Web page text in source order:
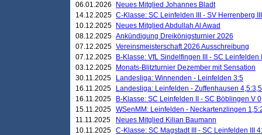
06.01.2026
Neues Mitglied Johannes Bladt
14.12.2025 C-Klasse: SC Leinfelden III - SV Herrenberg
10.12.2025
Neues Mitglied Abdullah Al Awad
08.12.2025 Ankündigung Dreikönigsturnier 2026
07.12.2025 Vereinsmeisterschaft 2026 Ausschreibung
07.12.2025
B-Klasse: VfL Sindelfingen III - SC Leinfelden
03.12.2025
Monats-Blitzturnier Dezember mit Sensation
30.11.2025
Landesliga: Winnenden - Leinfelden 3:5
16.11.2025
Landesliga: Leinfelden - Zuffenhausen 4,5:3,5
16.11.2025
B-Klasse: SC Leinfelden II - SC Böblingen V
15.11.2025 WSenMM: Leinfelden - Neckartenzlingen
11.11.2025
Neues Mitglied Kilian Baumann
10.11.2025 C-Klasse: SC Magstadt III - SC Leinfelden III